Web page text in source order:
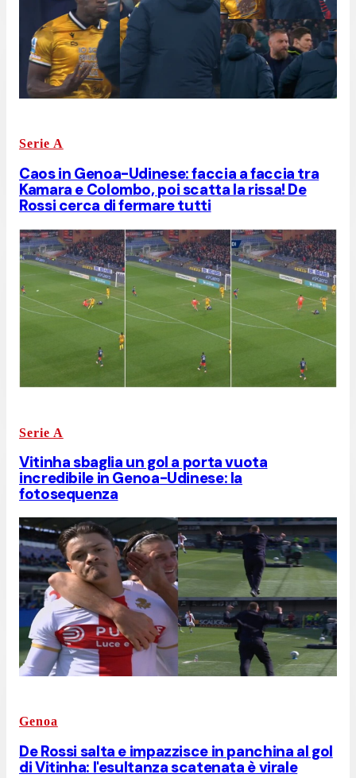
Serie A
Caos in Genoa-Udinese: faccia a faccia tra
Kamara e Colombo, poi scatta la rissa! De
Rossi cerca di fermare tutti
Serie A
Vitinha sbaglia un gol a porta vuota
incredibile in Genoa-Udinese: la
fotosequenza
Genoa
De Rossi salta e impazzisce in panchina al gol
di Vitinha: l'esultanza scatenata è virale